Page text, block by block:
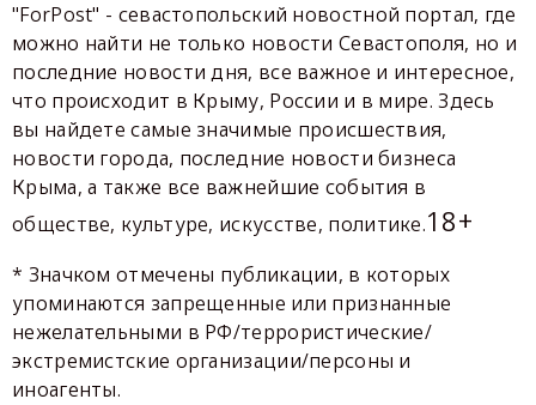
"ForPost" - севастопольский новостной портал, где
можно найти не только новости Севастополя, но и
последние новости дня, все важное и интересное,
что происходит в Крыму, России и в мире. Здесь
вы найдете самые значимые происшествия,
новости города, последние новости бизнеса
Крыма, а также все важнейшие события в
обществе, культуре, искусстве, политике.18+
* Значком отмечены публикации, в которых
упоминаются запрещенные или признанные
нежелательными в РФ/террористические/
экстремистские организации/персоны и
иноагенты.